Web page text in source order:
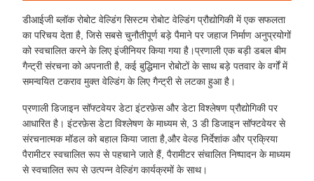
डीआईजी ब्लॉक रोबोट वेल्डिंग सिस्टम रोबोट वेल्डिंग प्रौद्योगिकी में एक सफलता
का परिचय देता है, जिसे सबसे चुनौतीपूर्ण बड़े पैमाने पर जहाज निर्माण अनुप्रयोगों
को स्वचालित करने के लिए इंजीनियर किया गया है।प्रणाली एक बड़ी डबल बीम
गैन्ट्री संरचना को अपनाती है, कई बुद्धिमान रोबोटों के साथ बड़े पतवार के वर्गों में
समन्वयित टकराव मुक्त वेल्डिंग के लिए गैन्ट्री से लटका हुआ है।
प्रणाली डिजाइन सॉफ्टवेयर डेटा इंटरफ़ेस और डेटा विश्लेषण प्रौद्योगिकी पर
आधारित है। इंटरफ़ेस डेटा विश्लेषण के माध्यम से, 3 डी डिजाइन सॉफ्टवेयर से
संरचनात्मक मॉडल को बहाल किया जाता है,और वेल्ड निर्देशांक और प्रक्रिया
पैरामीटर स्वचालित रूप से पहचाने जाते हैं, पैरामीटर संचालित निष्पादन के माध्यम
से स्वचालित रूप से उत्पन्न वेल्डिंग कार्यक्रमों के साथ।